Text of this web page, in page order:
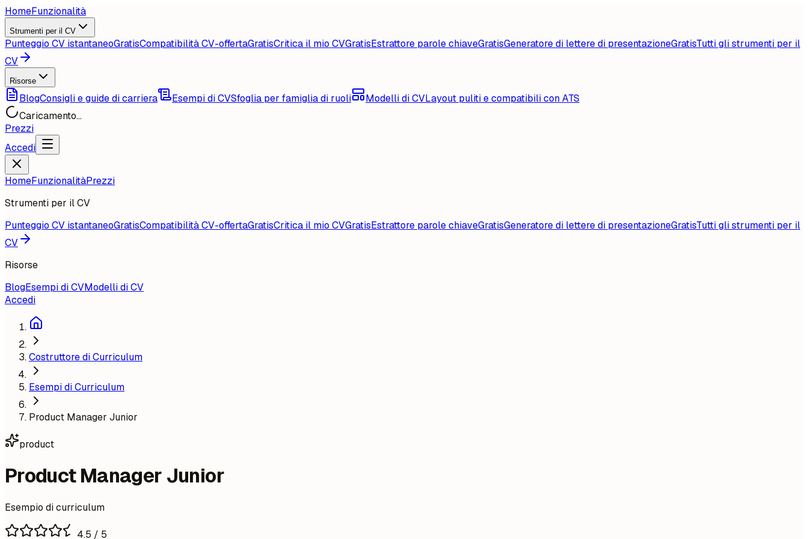
HomeFunzionalità
Strumenti per il CV
Punteggio CV istantaneoGratisCompatibilità CV-offertaGratisCritica il mio CVGratisEstrattore parole chiaveGratisGeneratore di lettere di presentazioneGratisTutti gli strumenti per il
CV
Risorse
BlogConsigli e guide di carriera Esempi di CVSfoglia per famiglia di ruoli Modelli di CVLayout puliti e compatibili con ATS
Caricamento...
Prezzi
Accedi
HomeFunzionalitàPrezzi
Strumenti per il CV
Punteggio CV istantaneoGratisCompatibilità CV-offertaGratisCritica il mio CVGratisEstrattore parole chiaveGratisGeneratore di lettere di presentazioneGratisTutti gli strumenti per il
CV
Risorse
BlogEsempi di CVModelli di CV
Accedi
Costruttore di Curriculum
Esempi di Curriculum
Product Manager Junior
product
Product Manager Junior
Esempio di curriculum
4.5 / 5